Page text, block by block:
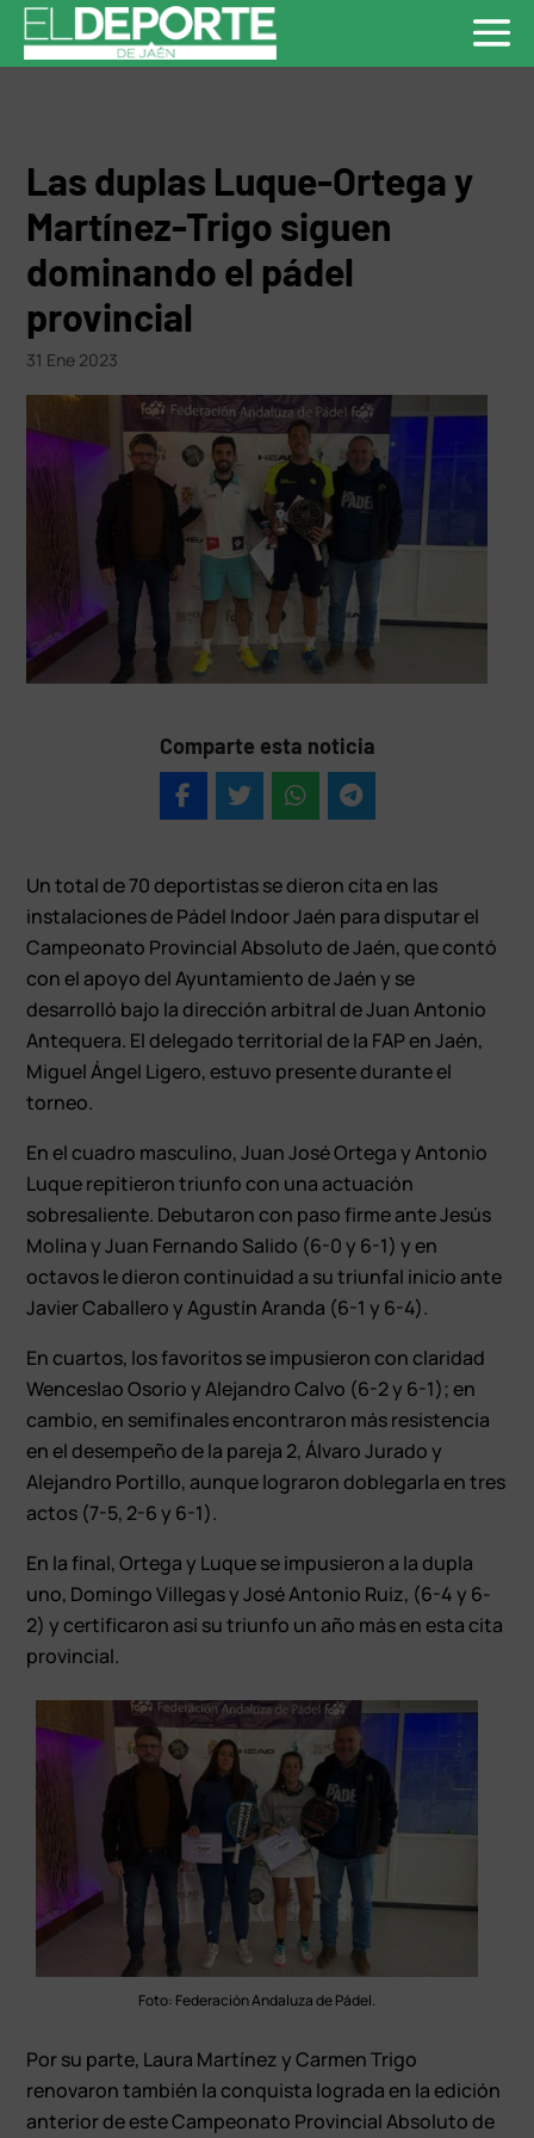
Las duplas Luque-Ortega y
Martínez-Trigo siguen
dominando el pádel
provincial
31 Ene 2023
Comparte esta noticia
Un total de 70 deportistas se dieron cita en las
instalaciones de Pádel Indoor Jaén para disputar el
Campeonato Provincial Absoluto de Jaén, que contó
con el apoyo del Ayuntamiento de Jaén y se
desarrolló bajo la dirección arbitral de Juan Antonio
Antequera. El delegado territorial de la FAP en Jaén,
Miguel Ángel Ligero, estuvo presente durante el
torneo.
En el cuadro masculino, Juan José Ortega y Antonio
Luque repitieron triunfo con una actuación
sobresaliente. Debutaron con paso firme ante Jesús
Molina y Juan Fernando Salido (6-0 y 6-1) y en
octavos le dieron continuidad a su triunfal inicio ante
Javier Caballero y Agustín Aranda (6-1 y 6-4).
En cuartos, los favoritos se impusieron con claridad
Wenceslao Osorio y Alejandro Calvo (6-2 y 6-1); en
cambio, en semifinales encontraron más resistencia
en el desempeño de la pareja 2, Álvaro Jurado y
Alejandro Portillo, aunque lograron doblegarla en tres
actos (7-5, 2-6 y 6-1).
En la final, Ortega y Luque se impusieron a la dupla
uno, Domingo Villegas y José Antonio Ruiz, (6-4 y 6-
2) y certificaron así su triunfo un año más en esta cita
provincial.
Foto: Federación Andaluza de Pádel.
Por su parte, Laura Martínez y Carmen Trigo
renovaron también la conquista lograda en la edición
anterior de este Campeonato Provincial Absoluto de